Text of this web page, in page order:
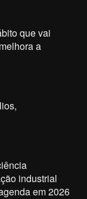
que vai
a
industrial
em 2026